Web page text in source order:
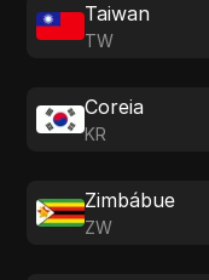
Taiwan
TW
Coreia
KR
Zimbábue
ZW